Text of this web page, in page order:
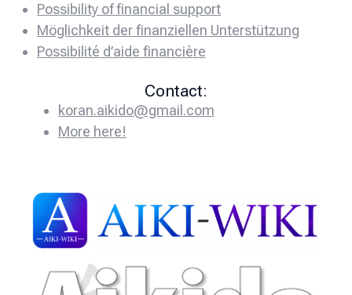
Possibility of financial support
Möglichkeit der finanziellen Unterstützung
Possibilité d’aide financière
Contact:
koran.aikido@gmail.com
More here!